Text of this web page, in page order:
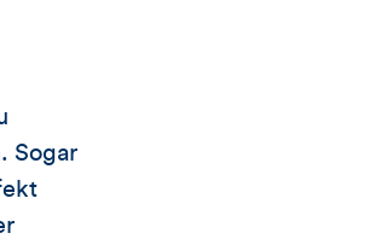
Sogar